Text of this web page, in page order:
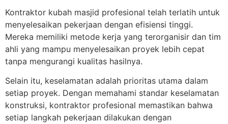
Kontraktor kubah masjid profesional telah terlatih untuk
menyelesaikan pekerjaan dengan efisiensi tinggi.
Mereka memiliki metode kerja yang terorganisir dan tim
ahli yang mampu menyelesaikan proyek lebih cepat
tanpa mengurangi kualitas hasilnya.
Selain itu, keselamatan adalah prioritas utama dalam
setiap proyek. Dengan memahami standar keselamatan
konstruksi, kontraktor profesional memastikan bahwa
setiap langkah pekerjaan dilakukan dengan